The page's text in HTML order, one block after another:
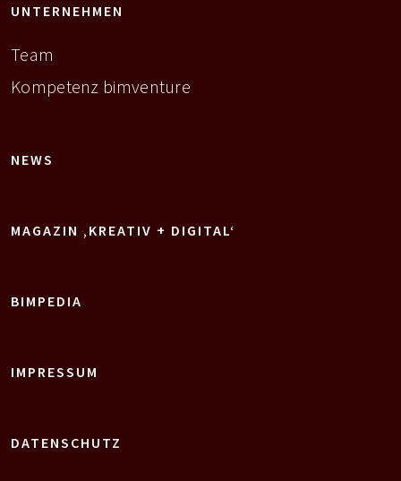
UNTERNEHMEN
Team
Kompetenz bimventure
NEWS
MAGAZIN ‚KREATIV + DIGITAL‘
BIMPEDIA
IMPRESSUM
DATENSCHUTZ